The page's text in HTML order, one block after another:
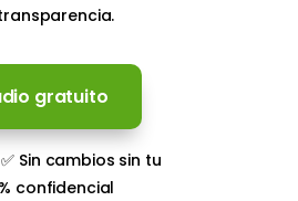
gratuito
Sin cambios sin tu
confidencial